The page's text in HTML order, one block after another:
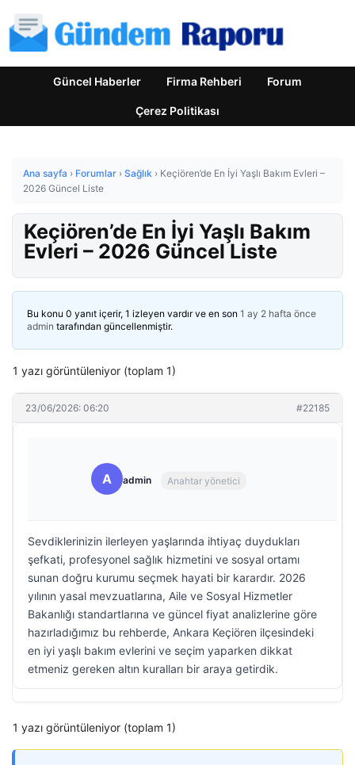
Güncel Haberler Firma Rehberi Forum
Çerez Politikası
Ana sayfa › Forumlar › Sağlık › Keçiören’de En İyi Yaşlı Bakım Evleri –
2026 Güncel Liste
Keçiören’de En İyi Yaşlı Bakım
Evleri – 2026 Güncel Liste
Bu konu 0 yanıt içerir, 1 izleyen vardır ve en son 1 ay 2 hafta önce
admin tarafından güncellenmiştir.
1 yazı görüntüleniyor (toplam 1)
23/06/2026: 06:20 #22185
A admin Anahtar yönetici
Sevdiklerinizin ilerleyen yaşlarında ihtiyaç duydukları
şefkati, profesyonel sağlık hizmetini ve sosyal ortamı
sunan doğru kurumu seçmek hayati bir karardır. 2026
yılının yasal mevzuatlarına, Aile ve Sosyal Hizmetler
Bakanlığı standartlarına ve güncel fiyat analizlerine göre
hazırladığımız bu rehberde, Ankara Keçiören ilçesindeki
en iyi yaşlı bakım evlerini ve seçim yaparken dikkat
etmeniz gereken altın kuralları bir araya getirdik.
1 yazı görüntüleniyor (toplam 1)